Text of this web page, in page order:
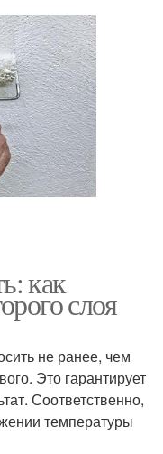
как
слоя
не ранее, чем
Это гарантирует
Соответственно,
температуры